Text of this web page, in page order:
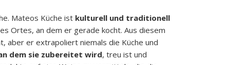
Mateos Küche ist kulturell und traditionell
Ortes, an dem er gerade kocht. Aus diesem
aber er extrapoliert niemals die Küche und
dem sie zubereitet wird, treu ist und